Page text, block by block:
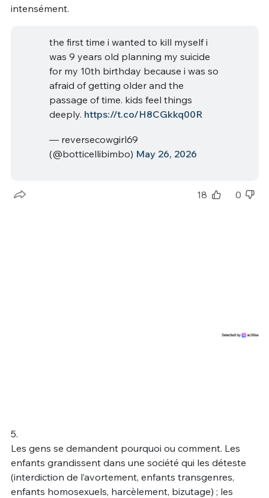
intensément.
the first time i wanted to kill myself i
was 9 years old planning my suicide
for my 10th birthday because i was so
afraid of getting older and the
passage of time. kids feel things
deeply. https://t.co/H8CGkkq00R
— reversecowgirl69
(@botticellibimbo) May 26, 2026
18 0
5.
Les gens se demandent pourquoi ou comment. Les
enfants grandissent dans une société qui les déteste
(interdiction de l’avortement, enfants transgenres,
enfants homosexuels, harcèlement, bizutage) ; les